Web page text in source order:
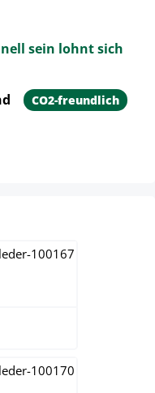
sein lohnt sich
CO2-freundlich